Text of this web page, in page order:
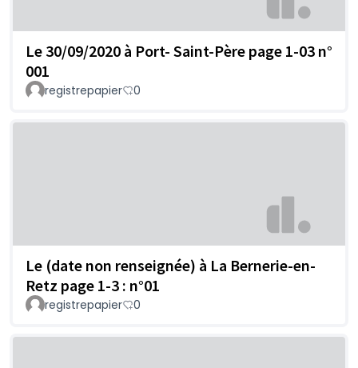
Le 30/09/2020 à Port- Saint-Père page 1-03 n°
001
registrepapier 0
Le (date non renseignée) à La Bernerie-en-
Retz page 1-3 : n°01
registrepapier 0